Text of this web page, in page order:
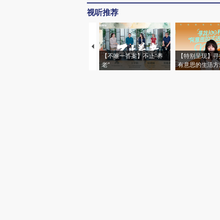
视听推荐
【不唯一答案】不止“养
老”
【特别呈现】
有意思的生活方